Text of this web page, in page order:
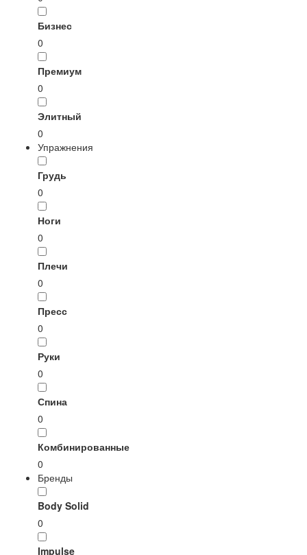
Бизнес
0
Премиум
0
Элитный
0
Упражнения
Грудь
0
Ноги
0
Плечи
0
Пресс
0
Руки
0
Спина
0
Комбинированные
0
Бренды
Body Solid
0
Impulse